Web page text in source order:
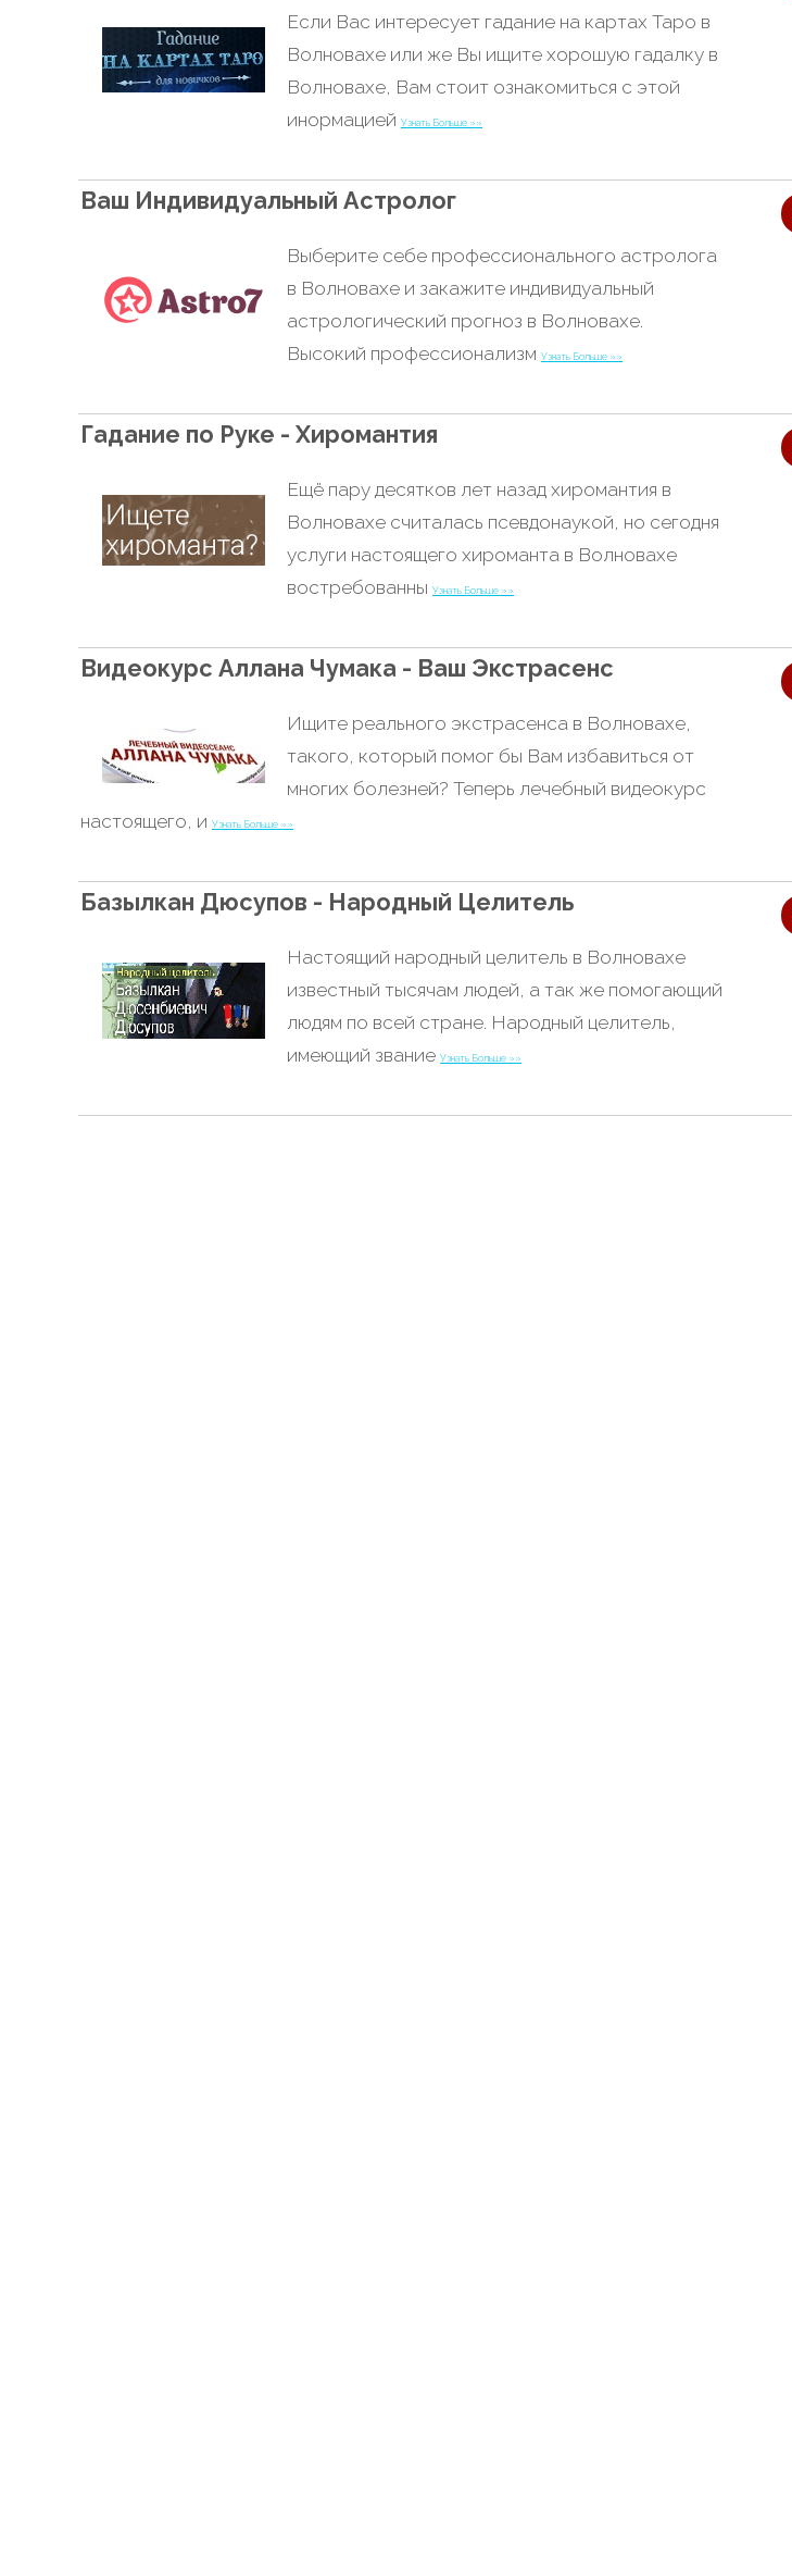
Если Вас интересует гадание на картах Таро в
Волновахе или же Вы ищите хорошую гадалку в
Волновахе, Вам стоит ознакомиться с этой
инормацией Узнать Больше »»
Ваш Индивидуальный Астролог
Выберите себе профессионального астролога
в Волновахе и закажите индивидуальный
астрологический прогноз в Волновахе.
Высокий профессионализм Узнать Больше »»
Гадание по Руке - Хиромантия
Ещё пару десятков лет назад хиромантия в
Волновахе считалась псевдонаукой, но сегодня
услуги настоящего хироманта в Волновахе
востребованны Узнать Больше »»
Видеокурс Аллана Чумака - Ваш Экстрасенс
Ищите реального экстрасенса в Волновахе,
такого, который помог бы Вам избавиться от
многих болезней? Теперь лечебный видеокурс
настоящего, и Узнать Больше »»
Базылкан Дюсупов - Народный Целитель
Настоящий народный целитель в Волновахе
известный тысячам людей, а так же помогающий
людям по всей стране. Народный целитель,
имеющий звание Узнать Больше »»